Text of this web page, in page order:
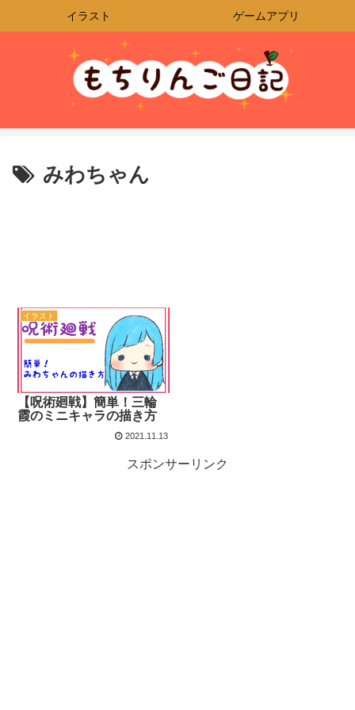
イラスト ゲームアプリ
みわちゃん
イラスト
【呪術廻戦】簡単！三輪
霞のミニキャラの描き方
2021.11.13
スポンサーリンク